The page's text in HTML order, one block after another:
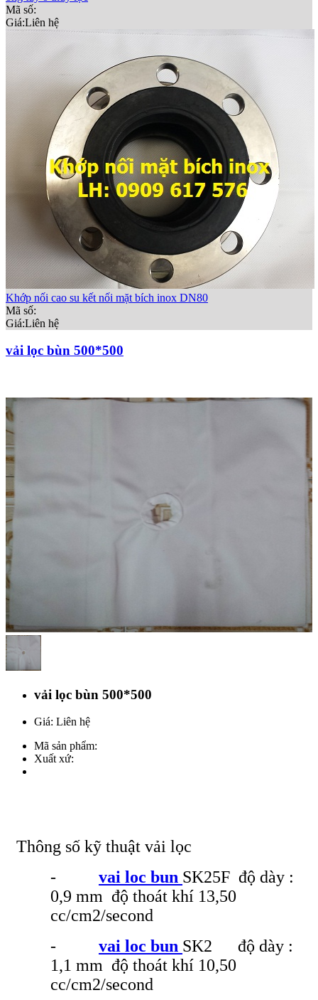
Mã số:
Giá:Liên hệ
Khớp nối cao su kết nối mặt bích inox DN80
Mã số:
Giá:Liên hệ
vải lọc bùn 500*500
vải lọc bùn 500*500
Giá: Liên hệ
Mã sản phẩm:
Xuất xứ:
Thông số kỹ thuật vải lọc
- vai loc bun SK25F độ dày :
0,9 mm độ thoát khí 13,50
cc/cm2/second
- vai loc bun SK2 độ dày :
1,1 mm độ thoát khí 10,50
cc/cm2/second